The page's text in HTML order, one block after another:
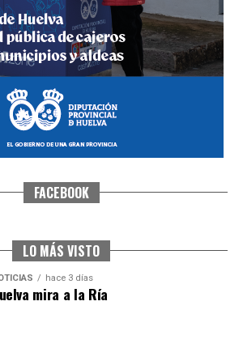
COLOMBINAS 2026
DE LAS FIESTAS COLOMBINAS
FACEBOOK
LO MÁS VISTO
hace 3 días
mira a la Ría